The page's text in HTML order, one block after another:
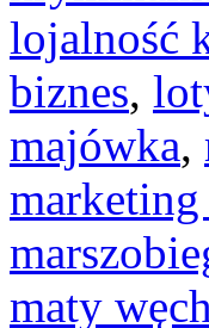
lojalność
biznes,
majówka,
maty